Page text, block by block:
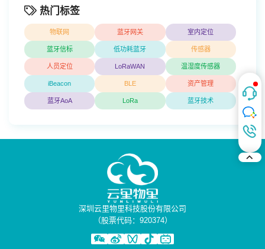
热门标签
物联网 蓝牙网关 室内定位
蓝牙信标 低功耗蓝牙 传感器
人员定位 LoRaWAN 温湿度传感器
iBeacon BLE 资产管理
蓝牙AoA LoRa 蓝牙技术
深圳云里物里科技股份有限公司
（股票代码：920374）